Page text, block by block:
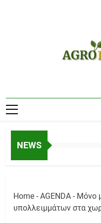
NEWS
Home - AGENDA - Μόνο
υπολλειμμάτων στα